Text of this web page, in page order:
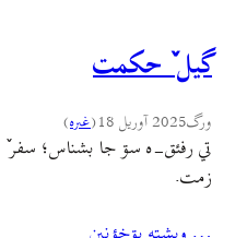
گيل ٚ حکمت
ورگ2025 آوریل 18 (غىره)
تي رفئق-ه سۊ جا بشناس؛ سفر
زمت.